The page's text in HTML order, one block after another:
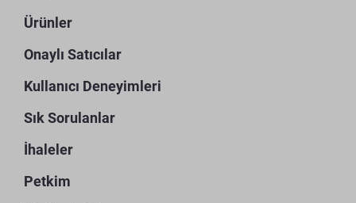
Ürünler
Onaylı Satıcılar
Kullanıcı Deneyimleri
Sık Sorulanlar
İhaleler
Petkim